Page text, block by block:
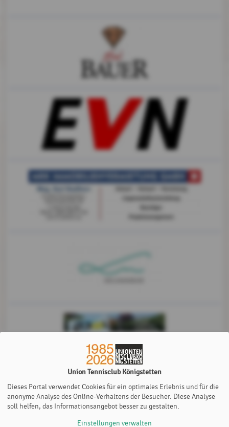
Union Tennisclub Königstetten
Dieses Portal verwendet Cookies für ein optimales Erlebnis und für die
anonyme Analyse des Online-Verhaltens der Besucher. Diese Analyse
soll helfen, das Informationsangebot besser zu gestalten.
Einstellungen verwalten